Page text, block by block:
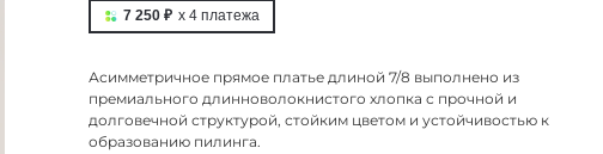
7 250 ₽ x 4 платежа
Асимметричное прямое платье длиной 7/8 выполнено из
премиального длинноволокнистого хлопка с прочной и
долговечной структурой, стойким цветом и устойчивостью к
образованию пилинга.